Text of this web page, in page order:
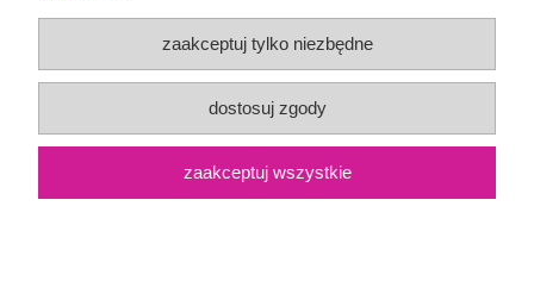
Moje konto
Płatności i dostawa
Informacje
O nas
zaakceptuj tylko niezbędne
dostosuj zgody
zaakceptuj wszystkie